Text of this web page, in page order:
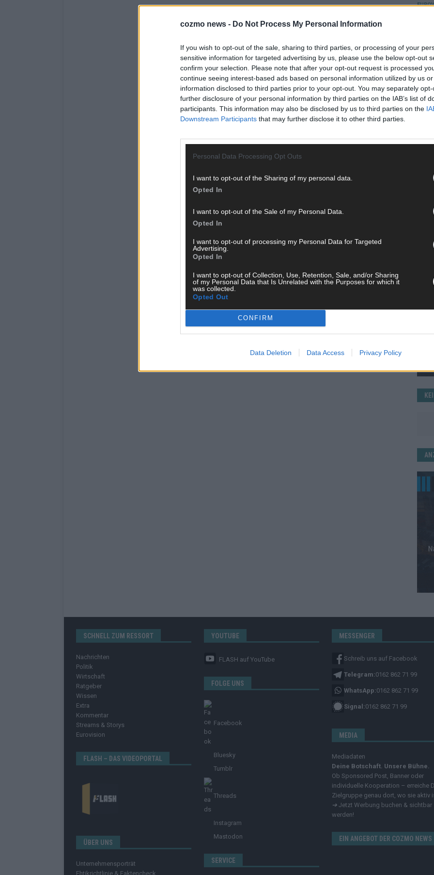
cozmo news - Do Not Process My Personal Information
If you wish to opt-out of the sale, sharing to third parties, or processing of your
sensitive information for targeted advertising by us, please use the below opt-out
confirm your selection. Please note that after your opt-out request is processed
continue seeing interest-based ads based on personal information utilized by us
information disclosed to third parties prior to your opt-out. You may separately
further disclosure of your personal information by third parties on the IAB’s list of
participants. This information may also be disclosed by us to third parties on the
Downstream Participants that may further disclose it to other third parties.
Personal Data Processing Opt Outs
I want to opt-out of the Sharing of my personal data.
Opted In
I want to opt-out of the Sale of my Personal Data.
Opted In
I want to opt-out of processing my Personal Data for Targeted
Advertising.
Opted In
I want to opt-out of Collection, Use, Retention, Sale, and/or Sharing
of my Personal Data that Is Unrelated with the Purposes for which it
was collected.
Opted Out
CONFIRM
Data Deletion Data Access Privacy Policy
SCHNELL ZUM RESSORT
Nachrichten
Politik
Wirtschaft
Ratgeber
Wissen
Extra
Kommentar
Streams & Storys
Eurovision
FLASH – DAS VIDEOPORTAL
ÜBER UNS
Unternehmensporträt
Ehtikrichtlinie & Faktencheck
YOUTUBE
FLASH auf YouTube
FOLGE UNS
Facebook
Bluesky
Tumblr
Threads
Instagram
Mastodon
SERVICE
MESSENGER
Schreib uns auf Facebook
Telegram:0162 862 71 99
WhatsApp:0162 862 71 99
Signal:0162 862 71 99
MEDIA
Mediadaten
Deine Botschaft. Unsere Bühne.
Ob Sponsored Post, Banner oder
individuelle Kooperation – erreiche
Zielgruppe genau dort, wo sie aktiv
➔ Jetzt Werbung buchen & sichtbar
werden!
EIN ANGEBOT DER COZMO NEWS